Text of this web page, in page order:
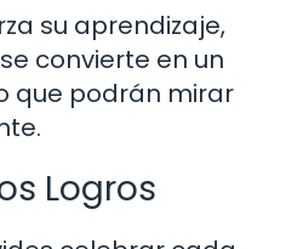
su aprendizaje,
convierte en un
que podrán mirar
Logros